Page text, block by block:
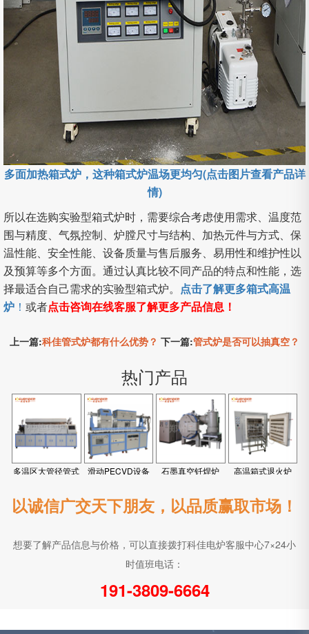
多面加热箱式炉，这种箱式炉温场更均匀(点击图片查看产品详
情)
所以在选购实验型箱式炉时，需要综合考虑使用需求、温度范
围与精度、气氛控制、炉膛尺寸与结构、加热元件与方式、保
温性能、安全性能、设备质量与售后服务、易用性和维护性以
及预算等多个方面。通过认真比较不同产品的特点和性能，选
择最适合自己需求的实验型箱式炉。 点击了解更多箱式高温
炉 ！ 或者点击咨询在线客服了解更多产品信息！
上一篇:科佳管式炉都有什么优势？ 下一篇:管式炉是否可以抽真空？
热门产品
多温区大管径管式
滑动PECVD设备 石墨真空钎焊炉 高温箱式退火炉
以诚信广交天下朋友，以品质赢取市场！
想要了解产品信息与价格，可以直接拨打科佳电炉客服中心7×24小
时值班电话：
191-3809-6664